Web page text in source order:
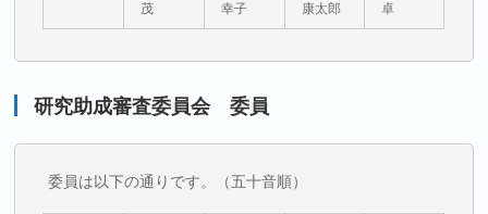
茂
幸子
康太郎
卓
研究助成審査委員会 委員
委員は以下の通りです。（五十音順）